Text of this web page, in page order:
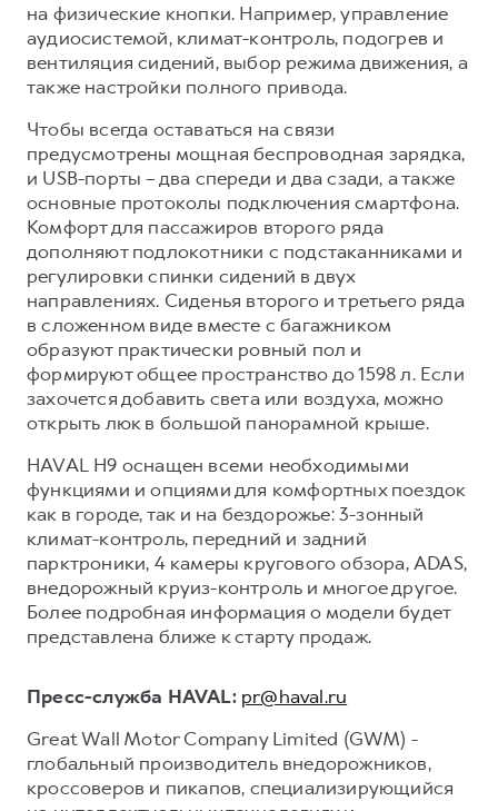
на физические кнопки. Например, управление
аудиосистемой, климат-контроль, подогрев и
вентиляция сидений, выбор режима движения, а
также настройки полного привода.
Чтобы всегда оставаться на связи
предусмотрены мощная беспроводная зарядка,
и USB-порты – два спереди и два сзади, а также
основные протоколы подключения смартфона.
Комфорт для пассажиров второго ряда
дополняют подлокотники с подстаканниками и
регулировки спинки сидений в двух
направлениях. Сиденья второго и третьего ряда
в сложенном виде вместе с багажником
образуют практически ровный пол и
формируют общее пространство до 1598 л. Если
захочется добавить света или воздуха, можно
открыть люк в большой панорамной крыше.
HAVAL H9 оснащен всеми необходимыми
функциями и опциями для комфортных поездок
как в городе, так и на бездорожье: 3-зонный
климат-контроль, передний и задний
парктроники, 4 камеры кругового обзора, ADAS,
внедорожный круиз-контроль и многое другое.
Более подробная информация о модели будет
представлена ближе к старту продаж.
Пресс-служба HAVAL: pr@haval.ru
Great Wall Motor Company Limited (GWM) -
глобальный производитель внедорожников,
кроссоверов и пикапов, специализирующийся